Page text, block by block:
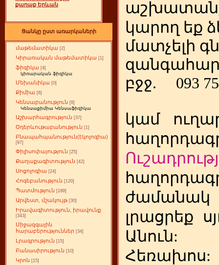
քաղաք Երևան
Ցանկը ըստ առարկաների
մաթեմատիկա [2]
Կիրառական մաթեմատիկա [1]
ֆիզիկա [4]
կիռարական ֆիզիկա
Մեխանիկա [0]
Քիմիա [6]
Կենսաբանություն [8]
Կենսաքիմիա Կենսաֆիզիկա
Աշխարհագրություն [37]
Օդերևութաբանություն [1]
Բնապահպանություն(էկոլոգիա)
[97]
Փիլիսոփայություն [25]
Քաղաքագիտություն [42]
Սոցոլոգիա [24]
Հոգեբանություն [120]
Պատմություն [189]
Արվեստ, մշակույթ [30]
Իրավագիտություն, իրավունք
[343]
Միջազգային
հարաբերություններ [34]
Լրագրություն [15]
Բանասիրություն [10]
Կրոն [15]
կարող եք
մատչելի
բջջ.
093
կամ
ժամանակ
լրացրեք
Անուն:
Հեռախոս